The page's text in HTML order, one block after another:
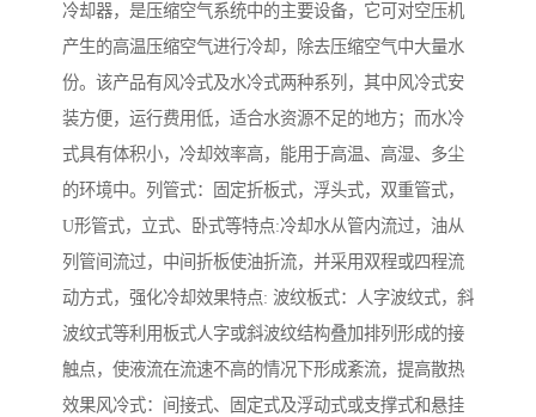
冷却器，是压缩空气系统中的主要设备，它可对空压机
产生的高温压缩空气进行冷却，除去压缩空气中大量水
份。该产品有风冷式及水冷式两种系列，其中风冷式安
装方便，运行费用低，适合水资源不足的地方；而水冷
式具有体积小，冷却效率高，能用于高温、高湿、多尘
的环境中。列管式：固定折板式，浮头式，双重管式，
U形管式，立式、卧式等特点:冷却水从管内流过，油从
列管间流过，中间折板使油折流，并采用双程或四程流
动方式，强化冷却效果特点: 波纹板式：人字波纹式，斜
波纹式等利用板式人字或斜波纹结构叠加排列形成的接
触点，使液流在流速不高的情况下形成紊流，提高散热
效果风冷式：间接式、固定式及浮动式或支撑式和悬挂